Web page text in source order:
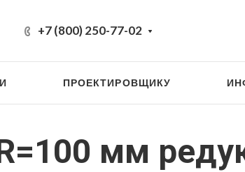
+7 (800) 250-77-02
ПРОЕКТИРОВЩИКУ
мм